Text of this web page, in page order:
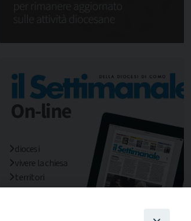
diocesi
vivere la chiesa
territori
mondo/missioni